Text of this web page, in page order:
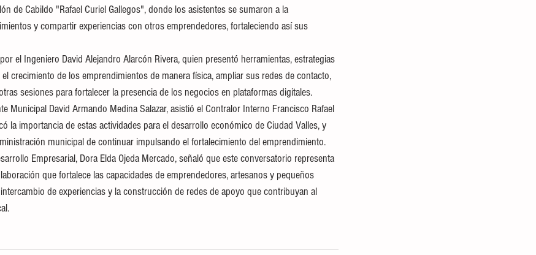
de Cabildo "Rafael Curiel Gallegos", donde los asistentes se sumaron a la
y compartir experiencias con otros emprendedores, fortaleciendo así sus
el Ingeniero David Alejandro Alarcón Rivera, quien presentó herramientas, estrategias
crecimiento de los emprendimientos de manera física, ampliar sus redes de contacto,
sesiones para fortalecer la presencia de los negocios en plataformas digitales.
Municipal David Armando Medina Salazar, asistió el Contralor Interno Francisco Rafael
la importancia de estas actividades para el desarrollo económico de Ciudad Valles, y
municipal de continuar impulsando el fortalecimiento del emprendimiento.
Empresarial, Dora Elda Ojeda Mercado, señaló que este conversatorio representa
que fortalece las capacidades de emprendedores, artesanos y pequeños
de experiencias y la construcción de redes de apoyo que contribuyan al